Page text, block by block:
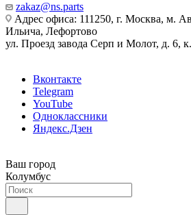
zakaz@ns.parts
Адрес офиса: 111250, г. Москва, м.
Ильича, Лефортово
ул. Проезд завода Серп и Молот, д. 6,
Вконтакте
Telegram
YouTube
Одноклассники
Яндекс.Дзен
Ваш город
Колумбус